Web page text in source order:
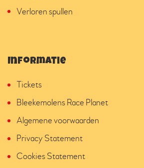
Verloren spullen
Informatie
Tickets
Bleekemolens Race Planet
Algemene voorwaarden
Privacy Statement
Cookies Statement